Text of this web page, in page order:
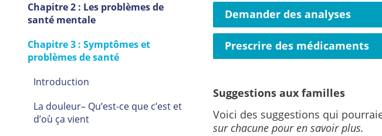
Chapitre 2 : Les problèmes de
santé mentale
Chapitre 3 : Symptômes et
problèmes de santé
Introduction
La douleur– Qu’est-ce que c’est et
d’où ça vient
Demander des analyses
Prescrire des médicaments
Suggestions aux familles
Voici des suggestions qui
sur chacune pour en savoir plus.